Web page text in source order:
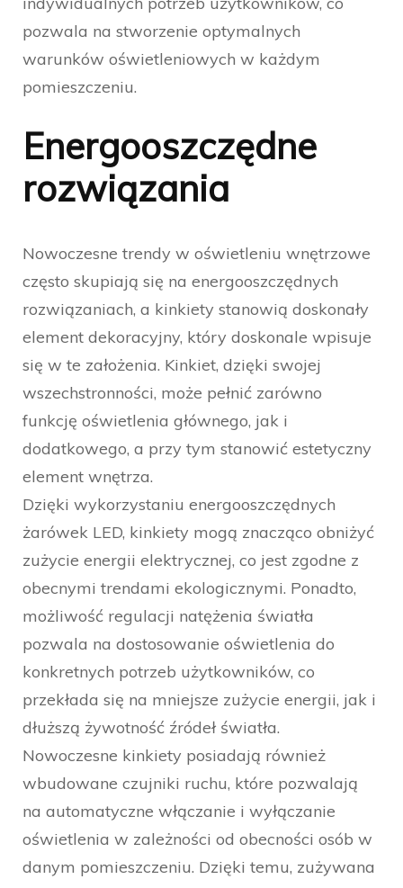
pozwala na stworzenie optymalnych
warunków oświetleniowych w każdym
pomieszczeniu.
Energooszczędne
rozwiązania
Nowoczesne trendy w oświetleniu wnętrzowe
często skupiają się na energooszczędnych
rozwiązaniach, a kinkiety stanowią doskonały
element dekoracyjny, który doskonale wpisuje
się w te założenia. Kinkiet, dzięki swojej
wszechstronności, może pełnić zarówno
funkcję oświetlenia głównego, jak i
dodatkowego, a przy tym stanowić estetyczny
element wnętrza.
Dzięki wykorzystaniu energooszczędnych
żarówek LED, kinkiety mogą znacząco obniżyć
zużycie energii elektrycznej, co jest zgodne z
obecnymi trendami ekologicznymi. Ponadto,
możliwość regulacji natężenia światła
pozwala na dostosowanie oświetlenia do
konkretnych potrzeb użytkowników, co
przekłada się na mniejsze zużycie energii, jak i
dłuższą żywotność źródeł światła.
Nowoczesne kinkiety posiadają również
wbudowane czujniki ruchu, które pozwalają
na automatyczne włączanie i wyłączanie
oświetlenia w zależności od obecności osób w
danym pomieszczeniu. Dzięki temu, zużywana